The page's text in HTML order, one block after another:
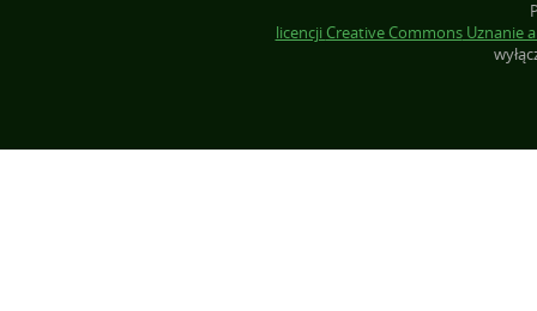
licencjiCreative CommonsUznanie